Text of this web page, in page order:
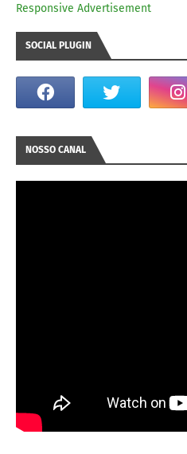
Responsive Advertisement
SOCIAL PLUGIN
NOSSO CANAL